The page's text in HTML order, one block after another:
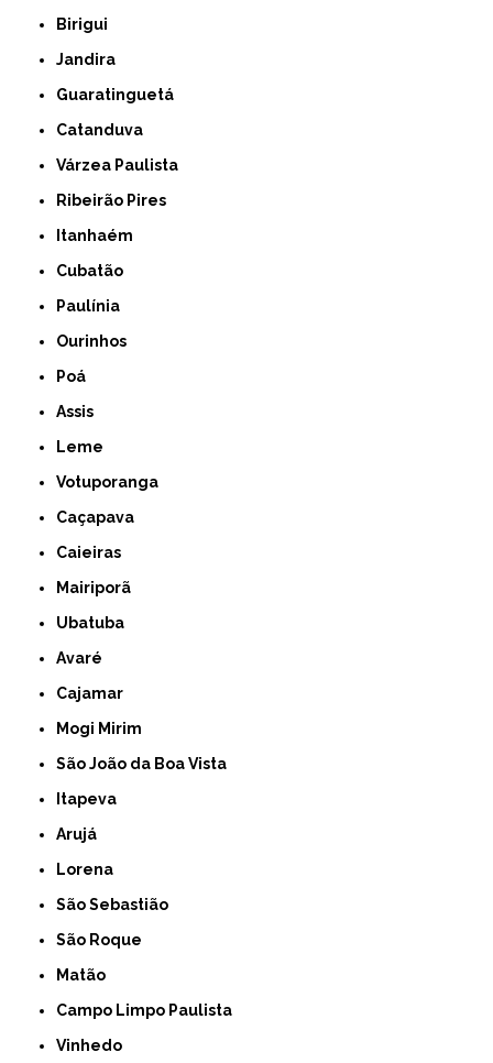
Birigui
Jandira
Guaratinguetá
Catanduva
Várzea Paulista
Ribeirão Pires
Itanhaém
Cubatão
Paulínia
Ourinhos
Poá
Assis
Leme
Votuporanga
Caçapava
Caieiras
Mairiporã
Ubatuba
Avaré
Cajamar
Mogi Mirim
São João da Boa Vista
Itapeva
Arujá
Lorena
São Sebastião
São Roque
Matão
Campo Limpo Paulista
Vinhedo